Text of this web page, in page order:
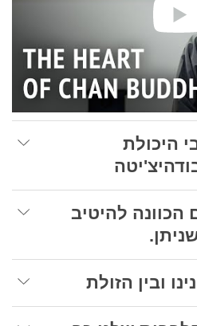
היכולת
להיטיב
ובין הזולת